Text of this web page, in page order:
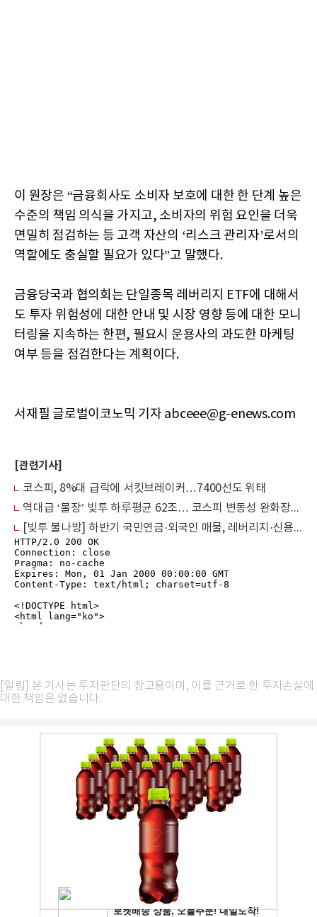
이 원장은 “금융회사도 소비자 보호에 대한 한 단계 높은
수준의 책임 의식을 가지고, 소비자의 위험 요인을 더욱
면밀히 점검하는 등 고객 자산의 ‘리스크 관리자’로서의
역할에도 충실할 필요가 있다”고 말했다.
금융당국과 협의회는 단일종목 레버리지 ETF에 대해서
도 투자 위험성에 대한 안내 및 시장 영향 등에 대한 모니
터링을 지속하는 한편, 필요시 운용사의 과도한 마케팅
여부 등을 점검한다는 계획이다.
서재필 글로벌이코노믹 기자 abceee@g-enews.com
[관련기사]
코스피, 8%대 급락에 서킷브레이커…7400선도 위태
역대급 ‘불장’ 빚투 하루평균 62조… 코스피 변동성 완화장치 발동 ‘최대’
[빚투 불나방] 하반기 국민연금·외국인 매물, 레버리지·신용매수 급증... "변동성 확대" 연일 경고음
[알림] 본 기사는 투자판단의 참고용이며, 이를 근거로 한 투자손실에
대한 책임은 없습니다.